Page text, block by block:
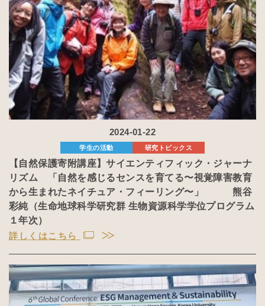
2024-01-22
学生の活動 研究トピックス
【自然保護寄附講座】サイエンティフィック・ジャーナ
リズム 「自然を感じるセンスを育てる〜視覚障害教育
から生まれたネイチュア・フィーリング〜」 熊谷
彩純（生命地球科学研究群 生物資源科学学位プログラム
１年次）
詳しくはこちら